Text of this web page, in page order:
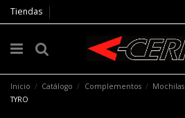
Tiendas
Inicio Catálogo Complementos Mochilas
TYRO